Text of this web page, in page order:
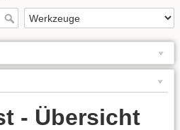
- Übersicht